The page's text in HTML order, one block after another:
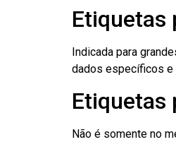
Etiquetas
Indicada para
dados específicos e
Etiquetas
Não é somente no